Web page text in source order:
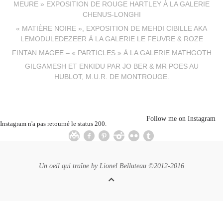
MEURE » EXPOSITION DE ROUGE HARTLEY À LA GALERIE
CHENUS-LONGHI
« MATIÈRE NOIRE », EXPOSITION DE MEHDI CIBILLE AKA
LEMODULEDEZEER À LA GALERIE LE FEUVRE & ROZE
FINTAN MAGEE – « PARTICLES » À LA GALERIE MATHGOTH
GILGAMESH ET ENKIDU PAR JO BER & MR POES AU
HUBLOT, M.U.R. DE MONTROUGE.
Instagram n'a pas retourné le status 200.
Follow me on Instagram
Un oeil qui traîne by Lionel Belluteau ©2012-2016